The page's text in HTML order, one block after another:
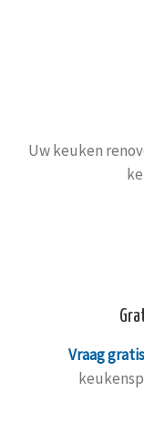
Uw keuken
Vraag